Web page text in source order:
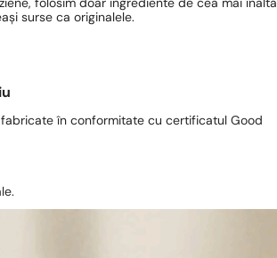
folosim doar ingrediente de cea mai înaltă
surse ca originalele.
în conformitate cu certificatul Good